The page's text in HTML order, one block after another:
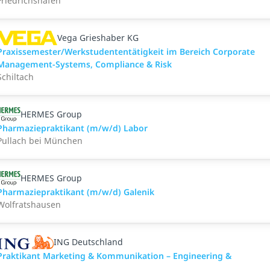
Vega Grieshaber KG
Werkstudententätigkeit im Bereich Corporate
Systems, Compliance & Risk
HERMES Group
(m/w/d) Labor
bei München
HERMES Group
(m/w/d) Galenik
ING Deutschland
Marketing & Kommunikation – Engineering &